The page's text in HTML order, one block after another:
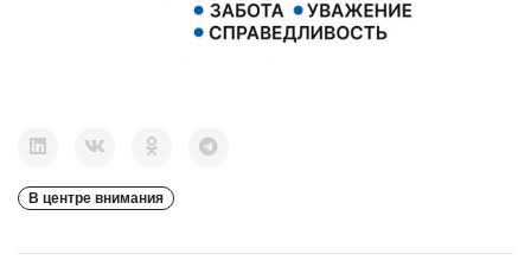
В центре внимания